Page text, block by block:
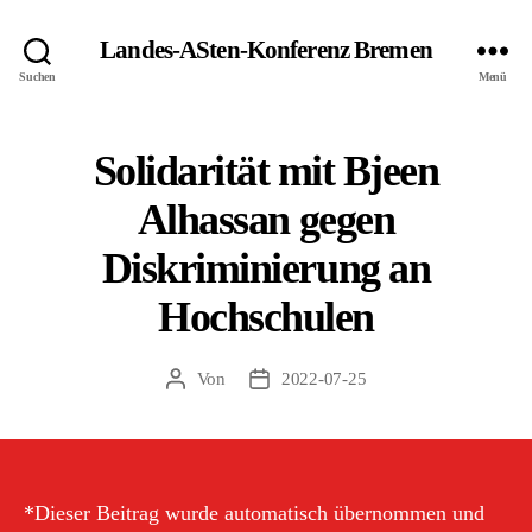
Suchen
Landes-ASten-Konferenz Bremen
Menü
Solidarität mit Bjeen
Alhassan gegen
Diskriminierung an
Hochschulen
Beitragsautor
Von Veröffentlichungsdatum
2022-07-25
*Dieser Beitrag wurde automatisch übernommen und